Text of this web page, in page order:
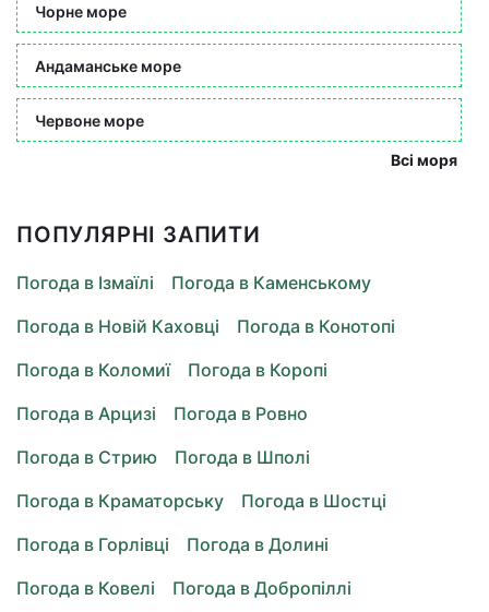
Чорне море
Андаманське море
Червоне море
Всі моря
ПОПУЛЯРНІ ЗАПИТИ
Погода в Ізмаїлі
Погода в Каменському
Погода в Новій Каховці
Погода в Конотопі
Погода в Коломиї
Погода в Коропі
Погода в Арцизі
Погода в Ровно
Погода в Стрию
Погода в Шполі
Погода в Краматорську
Погода в Шостці
Погода в Горлівці
Погода в Долині
Погода в Ковелі
Погода в Добропіллі